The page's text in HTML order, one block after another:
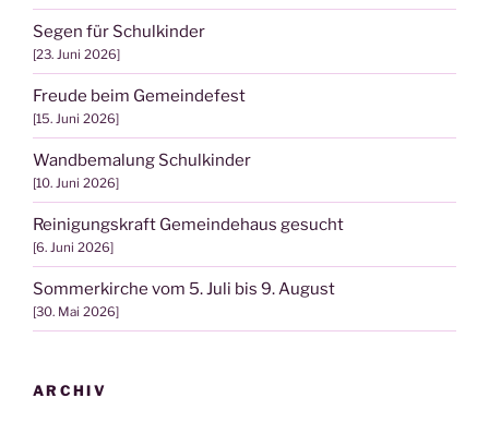
Segen für Schulkinder
23. Juni 2026
Freude beim Gemeindefest
15. Juni 2026
Wandbemalung Schulkinder
10. Juni 2026
Reinigungskraft Gemeindehaus gesucht
6. Juni 2026
Sommerkirche vom 5. Juli bis 9. August
30. Mai 2026
ARCHIV